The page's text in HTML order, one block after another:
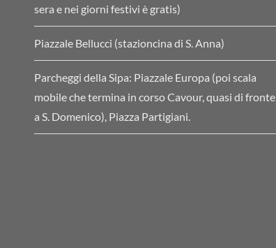
sera e nei giorni festivi è gratis)
Piazzale Bellucci (stazioncina di S. Anna)
Parcheggi della Sipa: Piazzale Europa (poi scala
mobile che termina in corso Cavour, quasi di fronte
a S. Domenico), Piazza Partigiani.